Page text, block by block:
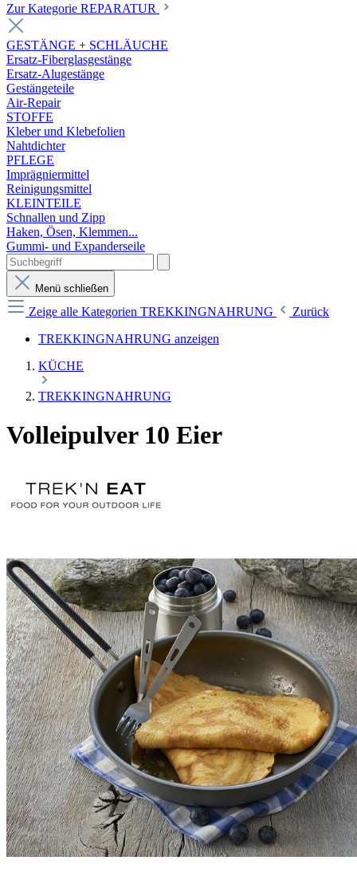
Zur Kategorie REPARATUR
GESTÄNGE + SCHLÄUCHE
Ersatz-Fiberglasgestänge
Ersatz-Alugestänge
Gestängeteile
Air-Repair
STOFFE
Kleber und Klebefolien
Nahtdichter
PFLEGE
Imprägniermittel
Reinigungsmittel
KLEINTEILE
Schnallen und Zipp
Haken, Ösen, Klemmen...
Gummi- und Expanderseile
Menü schließen
Zeige alle Kategorien TREKKINGNAHRUNG
Zurück
TREKKINGNAHRUNG anzeigen
KÜCHE
TREKKINGNAHRUNG
Volleipulver 10 Eier